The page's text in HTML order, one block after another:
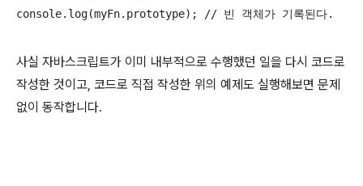
console.log(myFn.prototype); // 빈 객체가 기록된다.
사실 자바스크립트가 이미 내부적으로 수행했던 일을 다시 코드로
작성한 것이고, 코드로 직접 작성한 위의 예제도 실행해보면 문제
없이 동작합니다.